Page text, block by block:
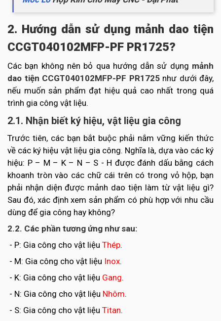
2. Hướng dẫn sử dụng mảnh dao tiện
CCGT040102MFP-PF PR1725?
Các bạn không nên bỏ qua hướng dẫn sử dụng mảnh
dao tiện CCGT040102MFP-PF PR1725như dưới đây,
nếu muốn sản phẩm đạt hiệu quả cao nhất trong quá
trình gia công vật liệu.
2.1. Nhận biết ký hiệu, vật liệu gia công
Trước tiên, các bạn bắt buộc phải nắm vững kiến thức
về các ký hiệu vật liệu gia công. Nghĩa là, dựa vào các ký
hiệu: P – M – K – N – S - H được đánh dấu bằng cách
khoanh tròn vào các chữ cái trên có trong vỏ hộp, bạn
phải nhận diện được mảnh dao tiện làm từ vật liệu gì?
Sau đó, xác định xem sản phẩm có phù hợp với nhu cầu
dùng để gia công hay không?
2.2. Các phần tương ứng như sau:
- P: Gia công cho vật liệu Thép.
- M: Gia công cho vật liệu Inox.
- K: Gia công cho vật liệu Gang.
- N: Gia công cho vật liệu Nhôm.
- S: Gia công cho vật liệu Titan.